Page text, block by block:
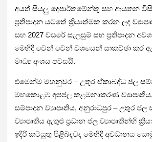
අයත් සියලු දෙපාර්තමේන්තු සහ ආයතන
ප්‍රතිපාදන යටතේ ක්‍රියාත්මක කරන ලද
සහ 2027 වසරේ සැලසුම් සහ ප්‍රතිපාදන
මෙහිදී වෙන් වෙන් වශයෙන් සාකච්ඡා කර
මාධ්‍ය අංශය පවසයි.
එමෙන්ම මහනුවර – උතුර ඒකාබද්ධ ජල
මහකොළඹ අපජල කළමනාකරණ
සම්පාදන ව්‍යාපෘතිය, අනුරාධපුර – උතුර ජල
ව්‍යාපෘතිය ඇතුළු ප්‍රධාන ජල ව්‍යාපෘතින්හි
ඉදිරි කටයුතු පිළිබඳවද මෙහිදී අවධානය